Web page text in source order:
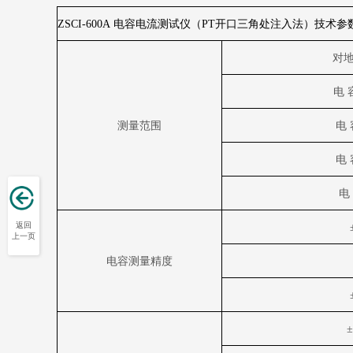
ZSCI-600A 电容电流测试仪（PT开口三角处注入法）技术参
测量范围
对
电
电
电
电
电容测量精度
±
返回
上一页